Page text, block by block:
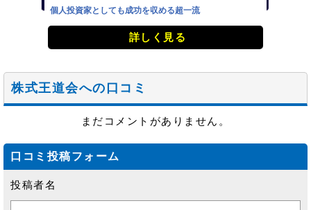
個人投資家としても成功を収める超一流
詳しく見る
株式王道会への口コミ
まだコメントがありません。
口コミ投稿フォーム
投稿者名